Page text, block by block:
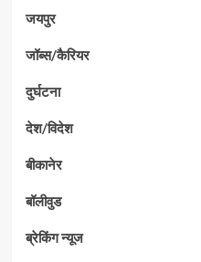
जयपुर
जॉब्स/कैरियर
दुर्घटना
देश/विदेश
बीकानेर
बॉलीवुड
ब्रेकिंग न्यूज